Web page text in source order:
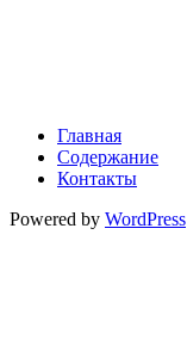
Главная
Содержание
Контакты
Powered by WordPress